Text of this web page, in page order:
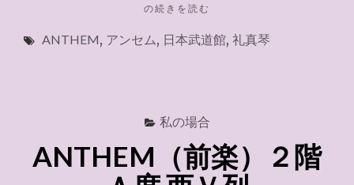
"ANTHEM（千
楽）
南
Ｃ
列"
の続きを読む
ANTHEM, アンセム, 日本武道館, 礼真琴
私の場合
ANTHEM（前楽）２階